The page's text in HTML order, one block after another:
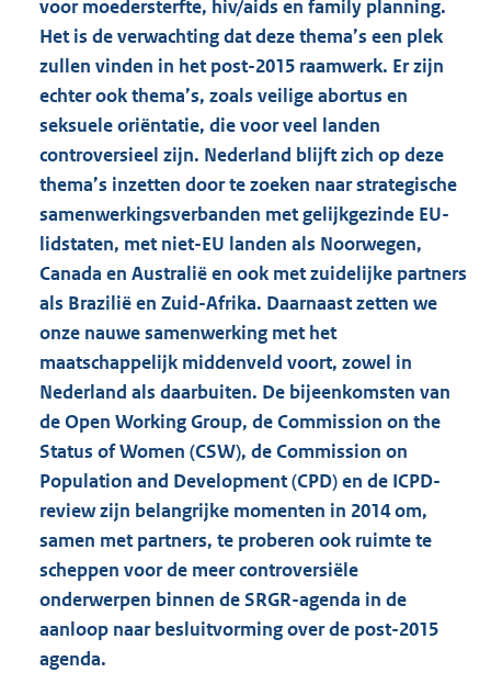
voor moedersterfte, hiv/aids en family planning.
Het is de verwachting dat deze thema’s een plek
zullen vinden in het post-2015 raamwerk. Er zijn
echter ook thema’s, zoals veilige abortus en
seksuele oriëntatie, die voor veel landen
controversieel zijn. Nederland blijft zich op deze
thema’s inzetten door te zoeken naar strategische
samenwerkingsverbanden met gelijkgezinde EU-
lidstaten, met niet-EU landen als Noorwegen,
Canada en Australië en ook met zuidelijke partners
als Brazilië en Zuid-Afrika. Daarnaast zetten we
onze nauwe samenwerking met het
maatschappelijk middenveld voort, zowel in
Nederland als daarbuiten. De bijeenkomsten van
de Open Working Group, de Commission on the
Status of Women (CSW), de Commission on
Population and Development (CPD) en de ICPD-
review zijn belangrijke momenten in 2014 om,
samen met partners, te proberen ook ruimte te
scheppen voor de meer controversiële
onderwerpen binnen de SRGR-agenda in de
aanloop naar besluitvorming over de post-2015
agenda.